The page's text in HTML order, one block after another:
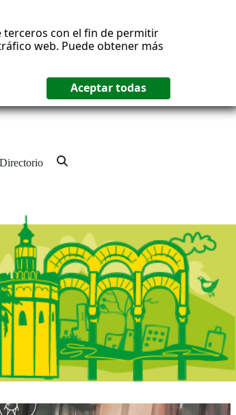
terceros con el fin de permitir
web. Puede obtener más
Directorio